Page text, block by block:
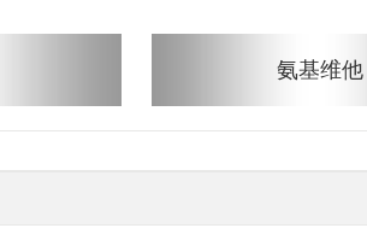
氨基维他